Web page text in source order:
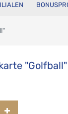
"Golfball"